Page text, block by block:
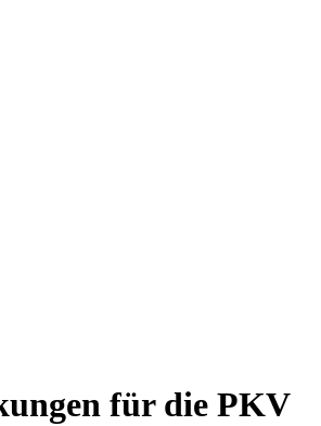
für die PKV